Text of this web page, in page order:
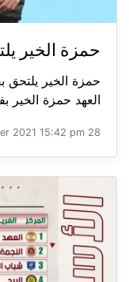
حمزة الخير
حمزة الخير يلتحق
العهد حمزة الخير
28 December 2021 15:42 pm